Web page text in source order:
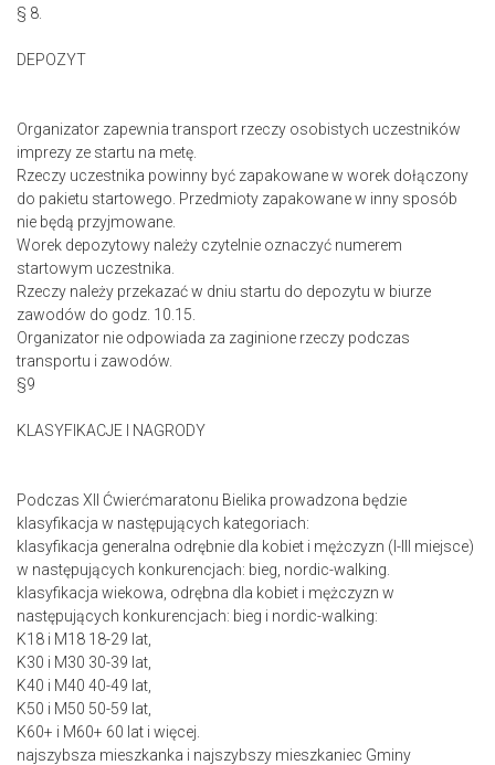
§ 8.
DEPOZYT
Organizator zapewnia transport rzeczy osobistych uczestników
imprezy ze startu na metę.
Rzeczy uczestnika powinny być zapakowane w worek dołączony
do pakietu startowego. Przedmioty zapakowane w inny sposób
nie będą przyjmowane.
Worek depozytowy należy czytelnie oznaczyć numerem
startowym uczestnika.
Rzeczy należy przekazać w dniu startu do depozytu w biurze
zawodów do godz. 10.15.
Organizator nie odpowiada za zaginione rzeczy podczas
transportu i zawodów.
§9
KLASYFIKACJE I NAGRODY
Podczas XII Ćwierćmaratonu Bielika prowadzona będzie
klasyfikacja w następujących kategoriach:
klasyfikacja generalna odrębnie dla kobiet i mężczyzn (I-III miejsce)
w następujących konkurencjach: bieg, nordic-walking.
klasyfikacja wiekowa, odrębna dla kobiet i mężczyzn w
następujących konkurencjach: bieg i nordic-walking:
K18 i M18 18-29 lat,
K30 i M30 30-39 lat,
K40 i M40 40-49 lat,
K50 i M50 50-59 lat,
K60+ i M60+ 60 lat i więcej.
najszybsza mieszkanka i najszybszy mieszkaniec Gminy